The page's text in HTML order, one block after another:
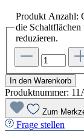
Produkt Anzahl:
die
reduzieren.
In den Warenkorb
Produktnummer:
Zum
Frage stellen